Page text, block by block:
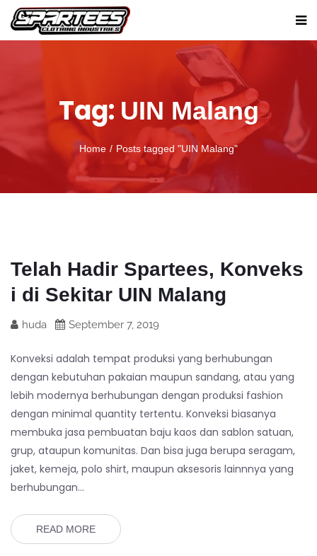
Tag: UIN Malang
Home Posts tagged "UIN Malang"
Telah Hadir Spartees, Konveks
i di Sekitar UIN Malang
huda September 7, 2019
Konveksi adalah tempat produksi yang berhubungan
dengan kebutuhan pakaian maupun sandang, atau yang
lebih modernya berhubungan dengan produksi fashion
dengan minimal quantity tertentu. Konveksi biasanya
membuka jasa pembuatan baju kaos dan sablon satuan,
grup, ataupun komunitas. Dan bisa juga berupa seragam,
jaket, kemeja, polo shirt, maupun aksesoris lainnnya yang
berhubungan…
READ MORE